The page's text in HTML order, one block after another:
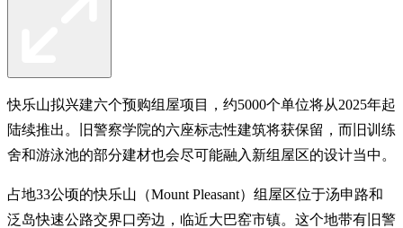
快乐山拟兴建六个预购组屋项目，约5000个单位将从2025年起
陆续推出。旧警察学院的六座标志性建筑将获保留，而旧训练
舍和游泳池的部分建材也会尽可能融入新组屋区的设计当中。
占地33公顷的快乐山（Mount Pleasant）组屋区位于汤申路和
泛岛快速公路交界口旁边，临近大巴窑市镇。这个地带有旧警